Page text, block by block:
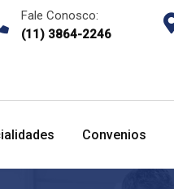
Fale Conosco:
(11) 3864-2246
Convenios